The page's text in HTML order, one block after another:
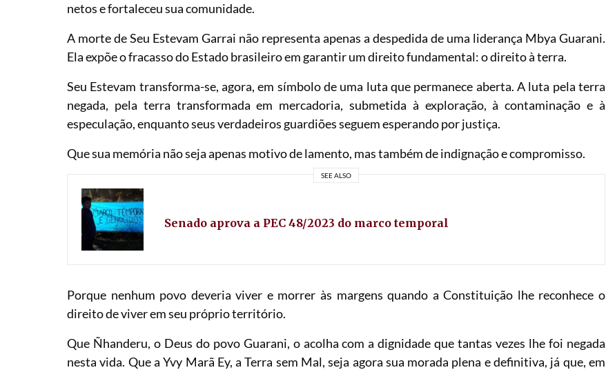
netos e fortaleceu sua comunidade.
A morte de Seu Estevam Garrai não representa apenas a despedida de uma liderança Mbya Guarani.
Ela expõe o fracasso do Estado brasileiro em garantir um direito fundamental: o direito à terra.
Seu Estevam transforma-se, agora, em símbolo de uma luta que permanece aberta. A luta pela terra
negada, pela terra transformada em mercadoria, submetida à exploração, à contaminação e à
especulação, enquanto seus verdadeiros guardiões seguem esperando por justiça.
Que sua memória não seja apenas motivo de lamento, mas também de indignação e compromisso.
SEE ALSO
Senado aprova a PEC 48/2023 do marco temporal
Porque nenhum povo deveria viver e morrer às margens quando a Constituição lhe reconhece o
direito de viver em seu próprio território.
Que Ñhanderu, o Deus do povo Guarani, o acolha com a dignidade que tantas vezes lhe foi negada
nesta vida. Que a Yvy Marã Ey, a Terra sem Mal, seja agora sua morada plena e definitiva, já que, em